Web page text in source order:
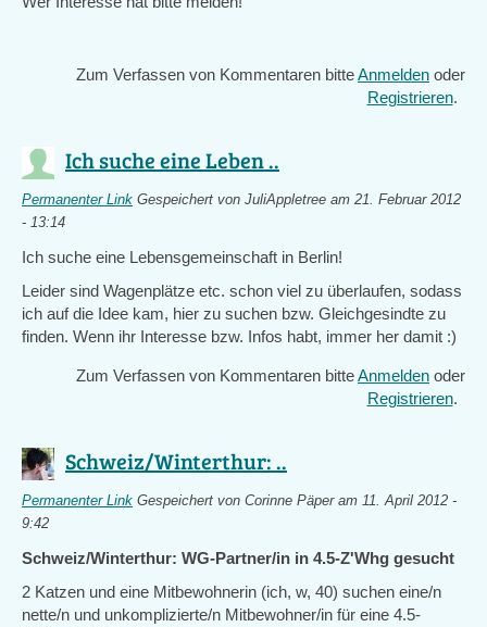
Zum Verfassen von Kommentaren bitteAnmelden oder
Registrieren.
Ich suche eine Leben ..
Permanenter Link Gespeichert von JuliAppletree am 21. Februar 2012
- 13:14
Ich suche eine Lebensgemeinschaft in Berlin!
Leider sind Wagenplätze etc. schon viel zu überlaufen, sodass
ich auf die Idee kam, hier zu suchen bzw. Gleichgesindte zu
finden. Wenn ihr Interesse bzw. Infos habt, immer her damit :)
Zum Verfassen von Kommentaren bitteAnmelden oder
Registrieren.
Schweiz/Winterthur: ..
Permanenter Link Gespeichert von Corinne Päperam 11. April 2012 -
9:42
Schweiz/Winterthur: WG-Partner/in in 4.5-Z'Whg gesucht
2 Katzen und eine Mitbewohnerin (ich, w, 40) suchen eine/n
nette/n und unkomplizierte/n Mitbewohner/in für eine 4.5-